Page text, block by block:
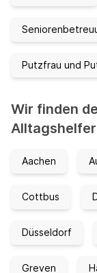
Putzfrau und
Wir finden
Aachen
Cottbus
Düsseldorf
Greven